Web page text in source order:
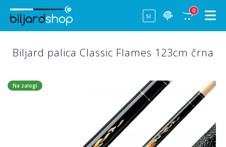
0
Biljard palica Classic Flames 123cm črna
Na zalogi